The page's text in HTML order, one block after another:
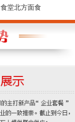
食堂北方面食